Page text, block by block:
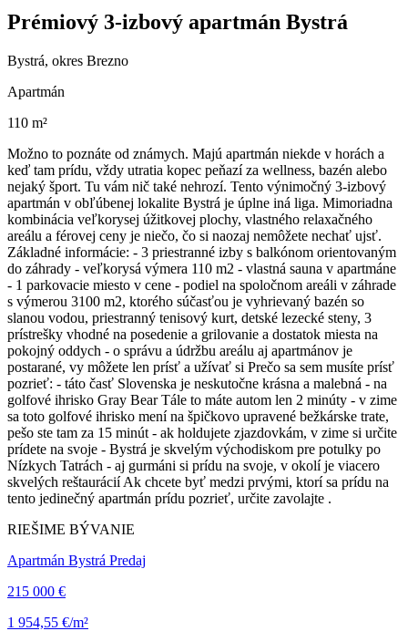
Prémiový 3-izbový apartmán Bystrá
Bystrá, okres Brezno
Apartmán
110 m²
Možno to poznáte od známych. Majú apartmán niekde v horách a
keď tam prídu, vždy utratia kopec peňazí za wellness, bazén alebo
nejaký šport. Tu vám nič také nehrozí. Tento výnimočný 3-izbový
apartmán v obľúbenej lokalite Bystrá je úplne iná liga. Mimoriadna
kombinácia veľkorysej úžitkovej plochy, vlastného relaxačného
areálu a férovej ceny je niečo, čo si naozaj nemôžete nechať ujsť.
Základné informácie: - 3 priestranné izby s balkónom orientovaným
do záhrady - veľkorysá výmera 110 m2 - vlastná sauna v apartmáne
- 1 parkovacie miesto v cene - podiel na spoločnom areáli v záhrade
s výmerou 3100 m2, ktorého súčasťou je vyhrievaný bazén so
slanou vodou, priestranný tenisový kurt, detské lezecké steny, 3
prístrešky vhodné na posedenie a grilovanie a dostatok miesta na
pokojný oddych - o správu a údržbu areálu aj apartmánov je
postarané, vy môžete len prísť a užívať si Prečo sa sem musíte prísť
pozrieť: - táto časť Slovenska je neskutočne krásna a malebná - na
golfové ihrisko Gray Bear Tále to máte autom len 2 minúty - v zime
sa toto golfové ihrisko mení na špičkovo upravené bežkárske trate,
pešo ste tam za 15 minút - ak holdujete zjazdovkám, v zime si určite
prídete na svoje - Bystrá je skvelým východiskom pre potulky po
Nízkych Tatrách - aj gurmáni si prídu na svoje, v okolí je viacero
skvelých reštaurácií Ak chcete byť medzi prvými, ktorí sa prídu na
tento jedinečný apartmán prídu pozrieť, určite zavolajte .
RIEŠIME BÝVANIE
Apartmán Bystrá Predaj
215 000 €
1 954,55 €/m²